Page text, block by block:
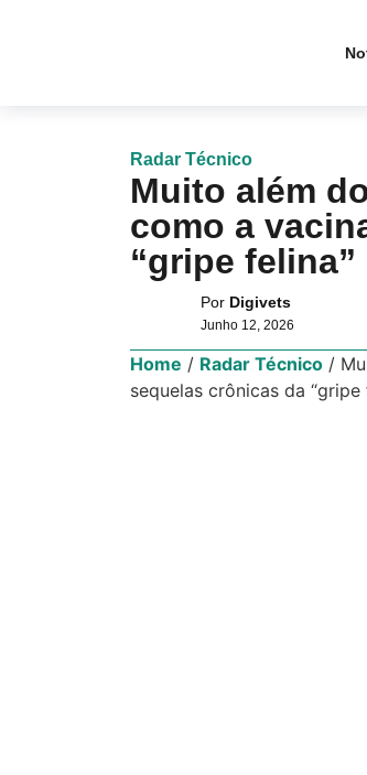
Radar Técnico
Muito além
como a
“gripe felina”
Por Digivets
Junho 12, 2026
Home / Radar Técnico/
sequelas crônicas da “gripe